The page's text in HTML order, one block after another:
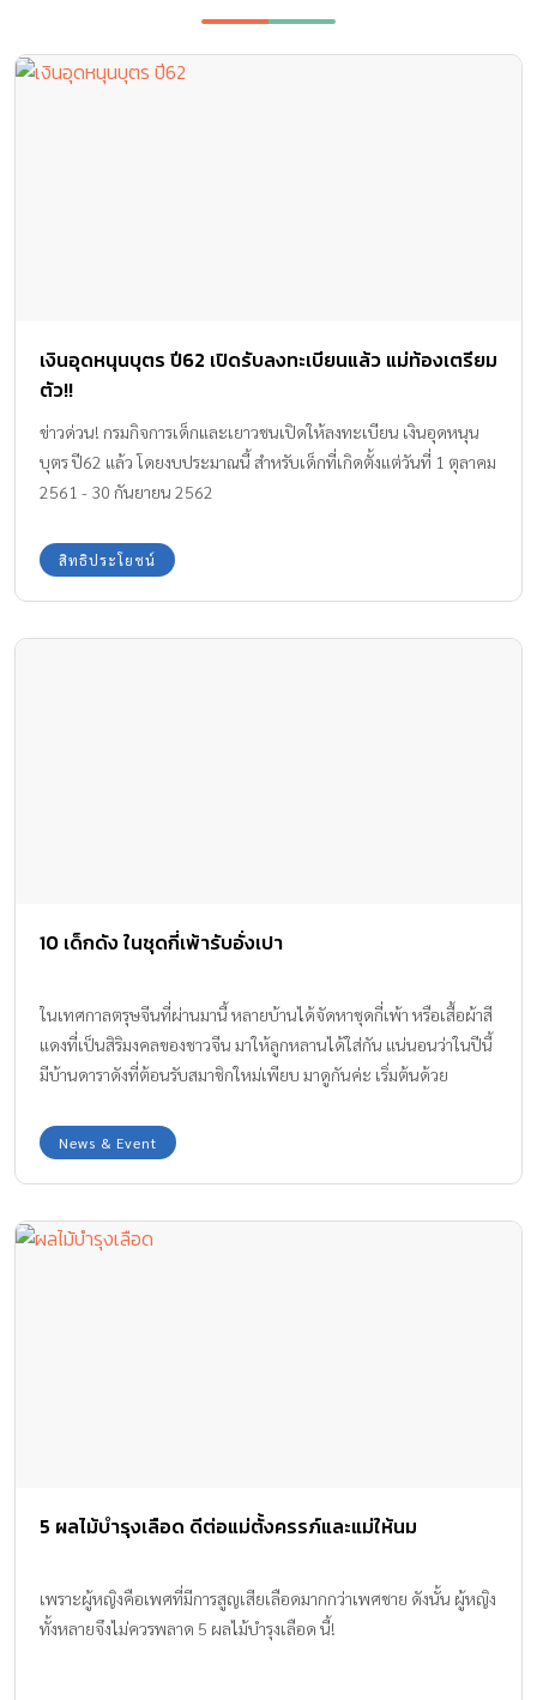
เงินอุดหนุนบุตร ปี62 เปิดรับลงทะเบียนแล้ว แม่ท้องเตรียม
ตัว!!
ข่าวด่วน! กรมกิจการเด็กและเยาวชนเปิดให้ลงทะเบียน เงินอุดหนุน
บุตร ปี62 แล้ว โดยงบประมาณนี้ สำหรับเด็กที่เกิดตั้งแต่วันที่ 1 ตุลาคม
2561 - 30 กันยายน 2562
สิทธิประโยชน์
10 เด็กดัง ในชุดกี่เพ้ารับอั่งเปา
ในเทศกาลตรุษจีนที่ผ่านมานี้ หลายบ้านได้จัดหาชุดกี่เพ้า หรือเสื้อผ้าสี
แดงที่เป็นสิริมงคลของชาวจีน มาให้ลูกหลานได้ใส่กัน แน่นอนว่าในปีนี้
มีบ้านดาราดังที่ต้อนรับสมาชิกใหม่เพียบ มาดูกันค่ะ เริ่มต้นด้วย
ploychidjun คุณแม่นานา น้องบีน่า บรู้คลิน กับคุณเจนี่ ที่มาจาก IG :
Janienieeleven น้องโปรดสุดหล่อ หนูน้อยขวัญใจมหาชนของเราในปี
ที่มาจาก IG : momomama1234 น้องมายูในชุดกี่เพ้าสีชมพู มีคนกด
ไลค์กว่าหมื่นคน ที่มาจาก IG : mayfuang, kanchai ภาพน้องมะลิจาก
News & Event
5 ผลไม้บำรุงเลือด ดีต่อแม่ตั้งครรภ์และแม่ให้นม
เพราะผู้หญิงคือเพศที่มีการสูญเสียเลือดมากกว่าเพศชาย ดังนั้น ผู้หญิง
ทั้งหลายจึงไม่ควรพลาด 5 ผลไม้บำรุงเลือด นี้!